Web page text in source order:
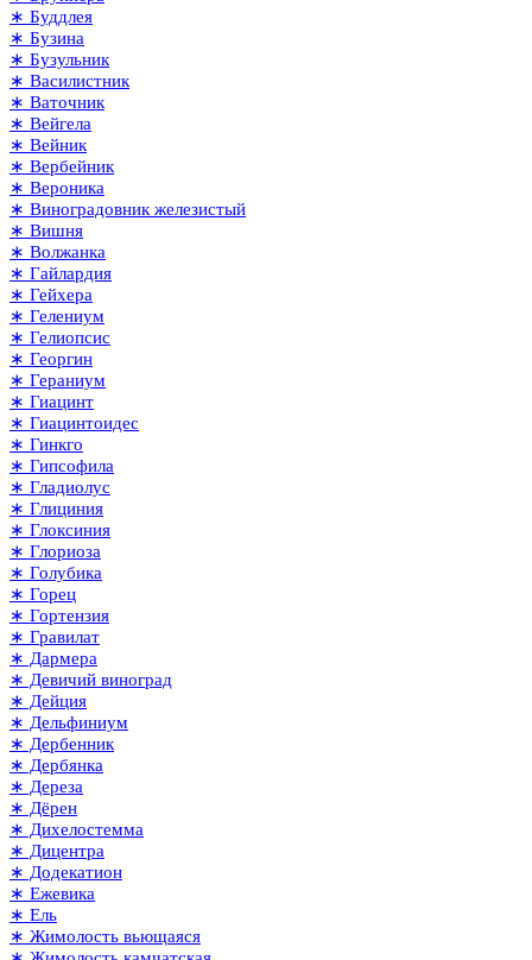
∗ Буддлея
∗ Бузина
∗ Бузульник
∗ Василистник
∗ Ваточник
∗ Вейгела
∗ Вейник
∗ Вербейник
∗ Вероника
∗ Виноградовник железистый
∗ Вишня
∗ Волжанка
∗ Гайлардия
∗ Гейхера
∗ Гелениум
∗ Гелиопсис
∗ Георгин
∗ Гераниум
∗ Гиацинт
∗ Гиацинтоидес
∗ Гинкго
∗ Гипсофила
∗ Гладиолус
∗ Глициния
∗ Глоксиния
∗ Глориоза
∗ Голубика
∗ Горец
∗ Гортензия
∗ Гравилат
∗ Дармера
∗ Девичий виноград
∗ Дейция
∗ Дельфиниум
∗ Дербенник
∗ Дербянка
∗ Дереза
∗ Дёрен
∗ Дихелостемма
∗ Дицентра
∗ Додекатион
∗ Ежевика
∗ Ель
∗ Жимолость вьющаяся